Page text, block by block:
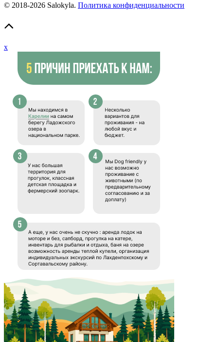
© 2018-2026 Salokyla. Политика конфиденциальности
x